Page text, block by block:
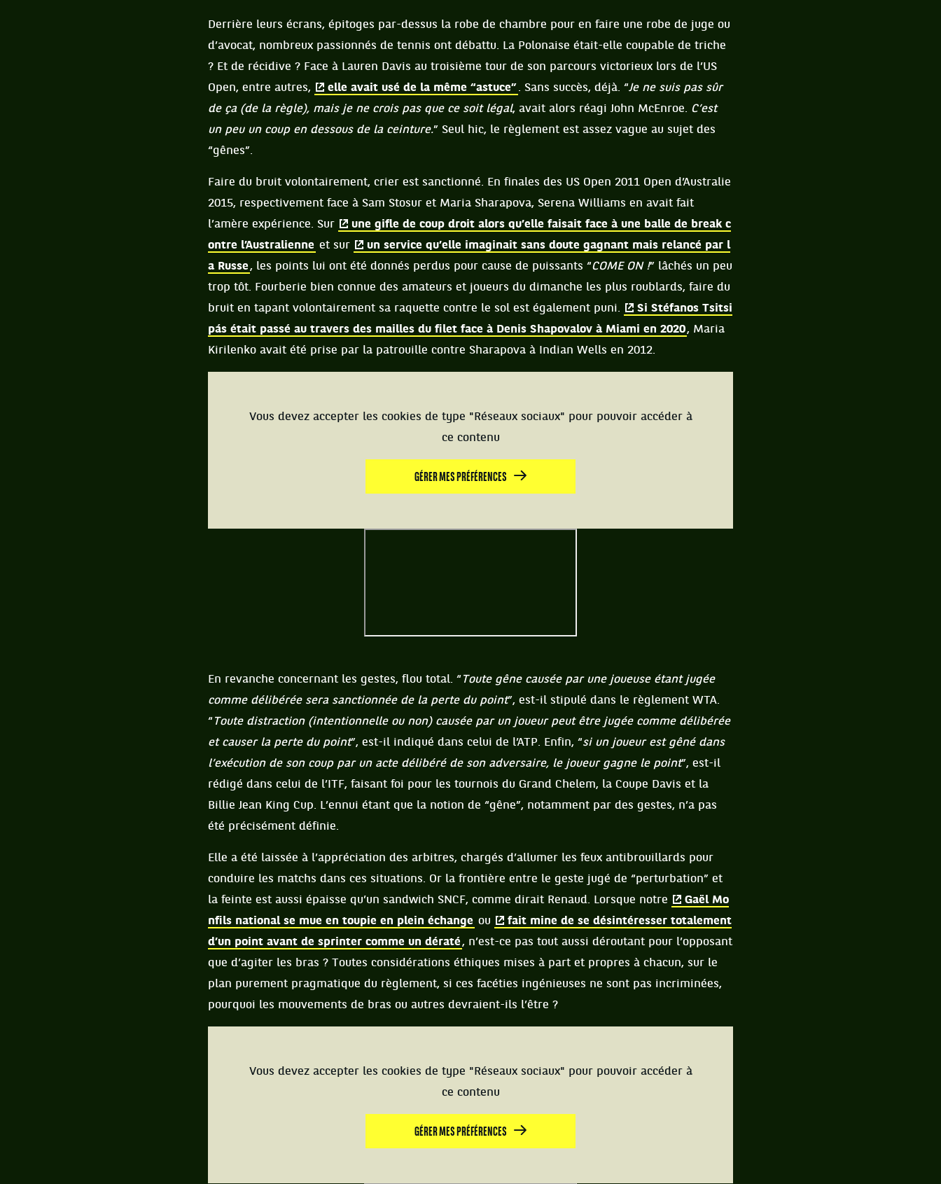
Derrière leurs écrans, épitoges par-dessus la robe de chambre pour en faire une robe de juge ou
d’avocat, nombreux passionnés de tennis ont débattu. La Polonaise était-elle coupable de triche
? Et de récidive ? Face à Lauren Davis au troisième tour de son parcours victorieux lors de l’US
Open, entre autres,
elle avait usé de la même “astuce” . Sans succès, déjà. “Je ne suis pas sûr
de ça (de la règle), mais je ne crois pas que ce soit légal, avait alors réagi John McEnroe. C’est
un peu un coup en dessous de la ceinture.” Seul hic, le règlement est assez vague au sujet des
“gênes”.
Faire du bruit volontairement, crier est sanctionné. En finales des US Open 2011 Open d’Australie
2015, respectivement face à Sam Stosur et Maria Sharapova, Serena Williams en avait fait
l’amère expérience. Sur
une gifle de coup droit alors qu’elle faisait face à une balle de break c
ontre l’Australienne et sur
un service qu’elle imaginait sans doute gagnant mais relancé par l
a Russe, les points lui ont été donnés perdus pour cause de puissants “COME ON !” lâchés un peu
trop tôt. Fourberie bien connue des amateurs et joueurs du dimanche les plus roublards, faire du
bruit en tapant volontairement sa raquette contre le sol est également puni.
Si Stéfanos Tsitsi
pás était passé au travers des mailles du filet face à Denis Shapovalov à Miami en 2020, Maria
Kirilenko avait été prise par la patrouille contre Sharapova à Indian Wells en 2012.
Vous devez accepter les cookies de type "Réseaux sociaux" pour pouvoir accéder à
ce contenu
GÉRER MES PRÉFÉRENCES
En revanche concernant les gestes, flou total. “ Toute gêne causée par une joueuse étant jugée
comme délibérée sera sanctionnée de la perte du point”, est-il stipulé dans le règlement WTA.
“ Toute distraction (intentionnelle ou non) causée par un joueur peut être jugée comme délibérée
et causer la perte du point”, est-il indiqué dans celui de l’ATP. Enfin, “si un joueur est gêné dans
l’exécution de son coup par un acte délibéré de son adversaire, le joueur gagne le point”, est-il
rédigé dans celui de l’ITF, faisant foi pour les tournois du Grand Chelem, la Coupe Davis et la
Billie Jean King Cup. L’ennui étant que la notion de “gêne”, notamment par des gestes, n’a pas
été précisément définie.
Elle a été laissée à l’appréciation des arbitres, chargés d’allumer les feux antibrouillards pour
conduire les matchs dans ces situations. Or la frontière entre le geste jugé de “perturbation” et
la feinte est aussi épaisse qu’un sandwich SNCF, comme dirait Renaud. Lorsque notre
Gaël Mo
nfils national se mue en toupie en plein échange ou
fait mine de se désintéresser totalement
d’un point avant de sprinter comme un dératé, n’est-ce pas tout aussi déroutant pour l’opposant
que d’agiter les bras ? Toutes considérations éthiques mises à part et propres à chacun, sur le
plan purement pragmatique du règlement, si ces facéties ingénieuses ne sont pas incriminées,
pourquoi les mouvements de bras ou autres devraient-ils l’être ?
Vous devez accepter les cookies de type "Réseaux sociaux" pour pouvoir accéder à
ce contenu
GÉRER MES PRÉFÉRENCES